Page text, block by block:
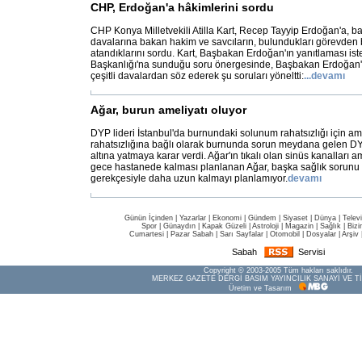
CHP, Erdoğan'a hâkimlerini sordu
CHP Konya Milletvekili Atilla Kart, Recep Tayyip Erdoğan'a,
davalarına bakan hakim ve savcıların, bulundukları
atandıklarını sordu. Kart, Başbakan Erdoğan'ın yanıtlaması
Başkanlığı'na sunduğu soru önergesinde, Başbakan
çeşitli davalardan söz ederek şu soruları yöneltti:...devamı
Ağar, burun ameliyatı oluyor
DYP lideri İstanbul'da burnundaki solunum rahatsızlığı için
rahatsızlığına bağlı olarak burnunda sorun meydana gelen
altına yatmaya karar verdi. Ağar'ın tıkalı olan sinüs kanalları
gece hastanede kalması planlanan Ağar, başka sağlık sorunu
gerekçesiyle daha uzun kalmayı planlamıyor.devamı
Günün İçinden Yazarlar Ekonomi Gündem Siyaset Dünya |
Spor
Günaydın Kapak Güzeli Astroloji Magazin Sağlık
Cumartesi
Pazar Sabah Sarı Sayfalar Otomobil Dosyalar Arşiv
Sabah Servisi
Copyright © 2003-2005 Tüm hakları saklıdır.
MERKEZ GAZETE DERGİ BASIM YAYINCILIK SANAYİ VE
Üretim ve Tasarım